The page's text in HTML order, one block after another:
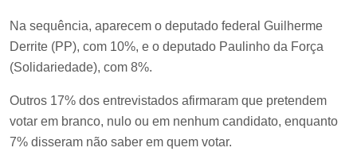
Na sequência, aparecem o deputado federal Guilherme
Derrite (PP), com 10%, e o deputado Paulinho da Força
(Solidariedade), com 8%.
Outros 17% dos entrevistados afirmaram que pretendem
votar em branco, nulo ou em nenhum candidato, enquanto
7% disseram não saber em quem votar.